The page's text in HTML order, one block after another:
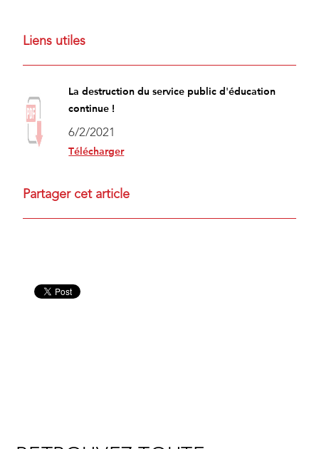
Liens utiles
La destruction du service public d'éducation
continue !
6/2/2021
Télécharger
Partager cet article